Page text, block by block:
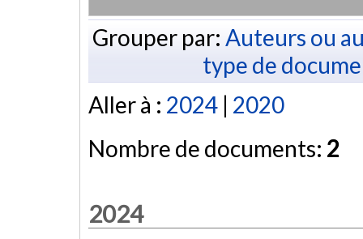
Grouper par: Auteurs ou
type de
Aller à : 2024 | 2020
Nombre de documents: 2
2024